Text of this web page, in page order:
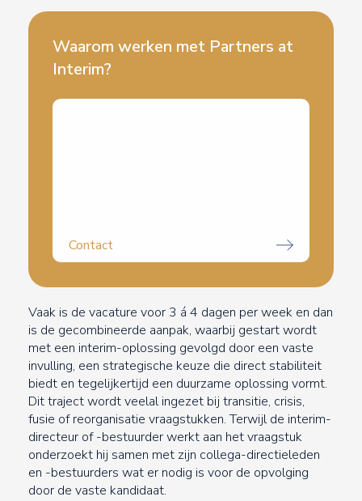
Waarom werken met Partners at
Interim?
Contact
Vaak is de vacature voor 3 á 4 dagen per week en dan
is de gecombineerde aanpak, waarbij gestart wordt
met een interim-oplossing gevolgd door een vaste
invulling, een strategische keuze die direct stabiliteit
biedt en tegelijkertijd een duurzame oplossing vormt.
Dit traject wordt veelal ingezet bij transitie, crisis,
fusie of reorganisatie vraagstukken. Terwijl de interim-
directeur of -bestuurder werkt aan het vraagstuk
onderzoekt hij samen met zijn collega-directieleden
en -bestuurders wat er nodig is voor de opvolging
door de vaste kandidaat.